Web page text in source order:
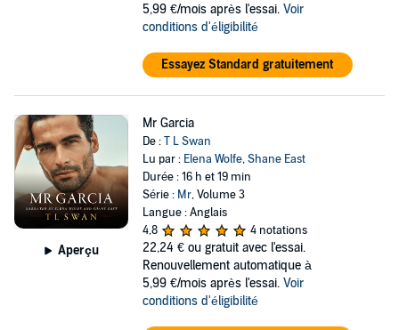
5,99 €/mois après l'essai. Voir
conditions d'éligibilité
Essayez Standard gratuitement
Aperçu
Mr Garcia
De :T L Swan
Lu par : Elena Wolfe,Shane East
Durée : 16 h et 19 min
Série : Mr, Volume 3
Langue : Anglais
4,8
4 notations
22,24 € ou gratuit avec l'essai.
Renouvellement automatique à
5,99 €/mois après l'essai. Voir
conditions d'éligibilité